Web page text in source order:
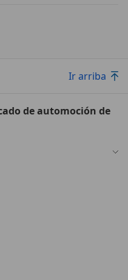
Ir arriba
de automoción de